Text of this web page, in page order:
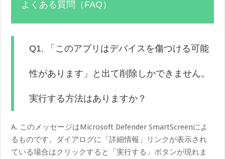
よくある質問（FAQ）
Q1. 「このアプリはデバイスを傷つける可能
性があります」と出て削除しかできません。
実行する方法はありますか？
A. このメッセージはMicrosoft Defender SmartScreenによ
るものです。ダイアログに「詳細情報」リンクが表示され
ている場合はクリックすると「実行する」ボタンが現れま